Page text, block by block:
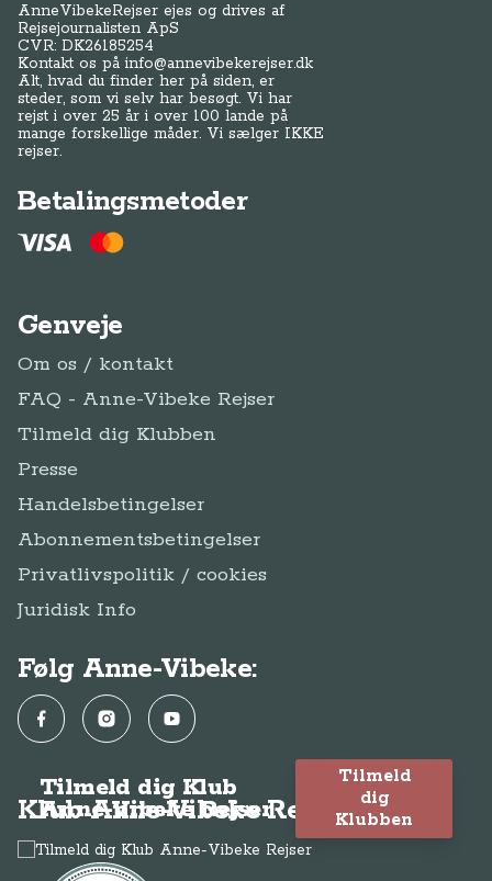
AnneVibekeRejser ejes og drives af
Rejsejournalisten ApS
CVR: DK26185254
Kontakt os påinfo@annevibekerejser.dk
Alt, hvad du finder her på siden, er
steder, som vi selv har besøgt. Vi har
rejst i over 25 år i over 100 lande på
mange forskellige måder. Vi sælger IKKE
rejser.
Betalingsmetoder
Genveje
Om os / kontakt
FAQ - Anne-Vibeke Rejser
Tilmeld dig Klubben
Presse
Handelsbetingelser
Abonnementsbetingelser
Privatlivspolitik / cookies
Juridisk Info
Følg Anne-Vibeke:
FacebookInstagramYouTube
Klub Anne-Vibeke Rejser
Tilmeld dig Klub
Anne-Vibeke Rejser
Tilmeld
dig
Klubben